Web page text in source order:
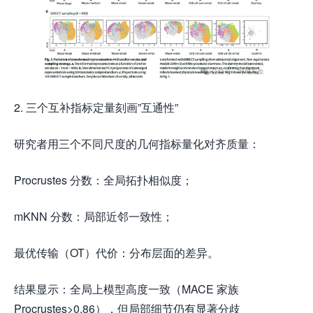
2. 三个互补指标定量刻画”互通性”
研究者用三个不同尺度的几何指标量化对齐质量：
Procrustes 分数：全局拓扑相似度；
mKNN 分数：局部近邻一致性；
最优传输（OT）代价：分布层面的差异。
结果显示：全局上模型高度一致（MACE 家族
Procrustes>0.86），但局部细节仍有显著分歧